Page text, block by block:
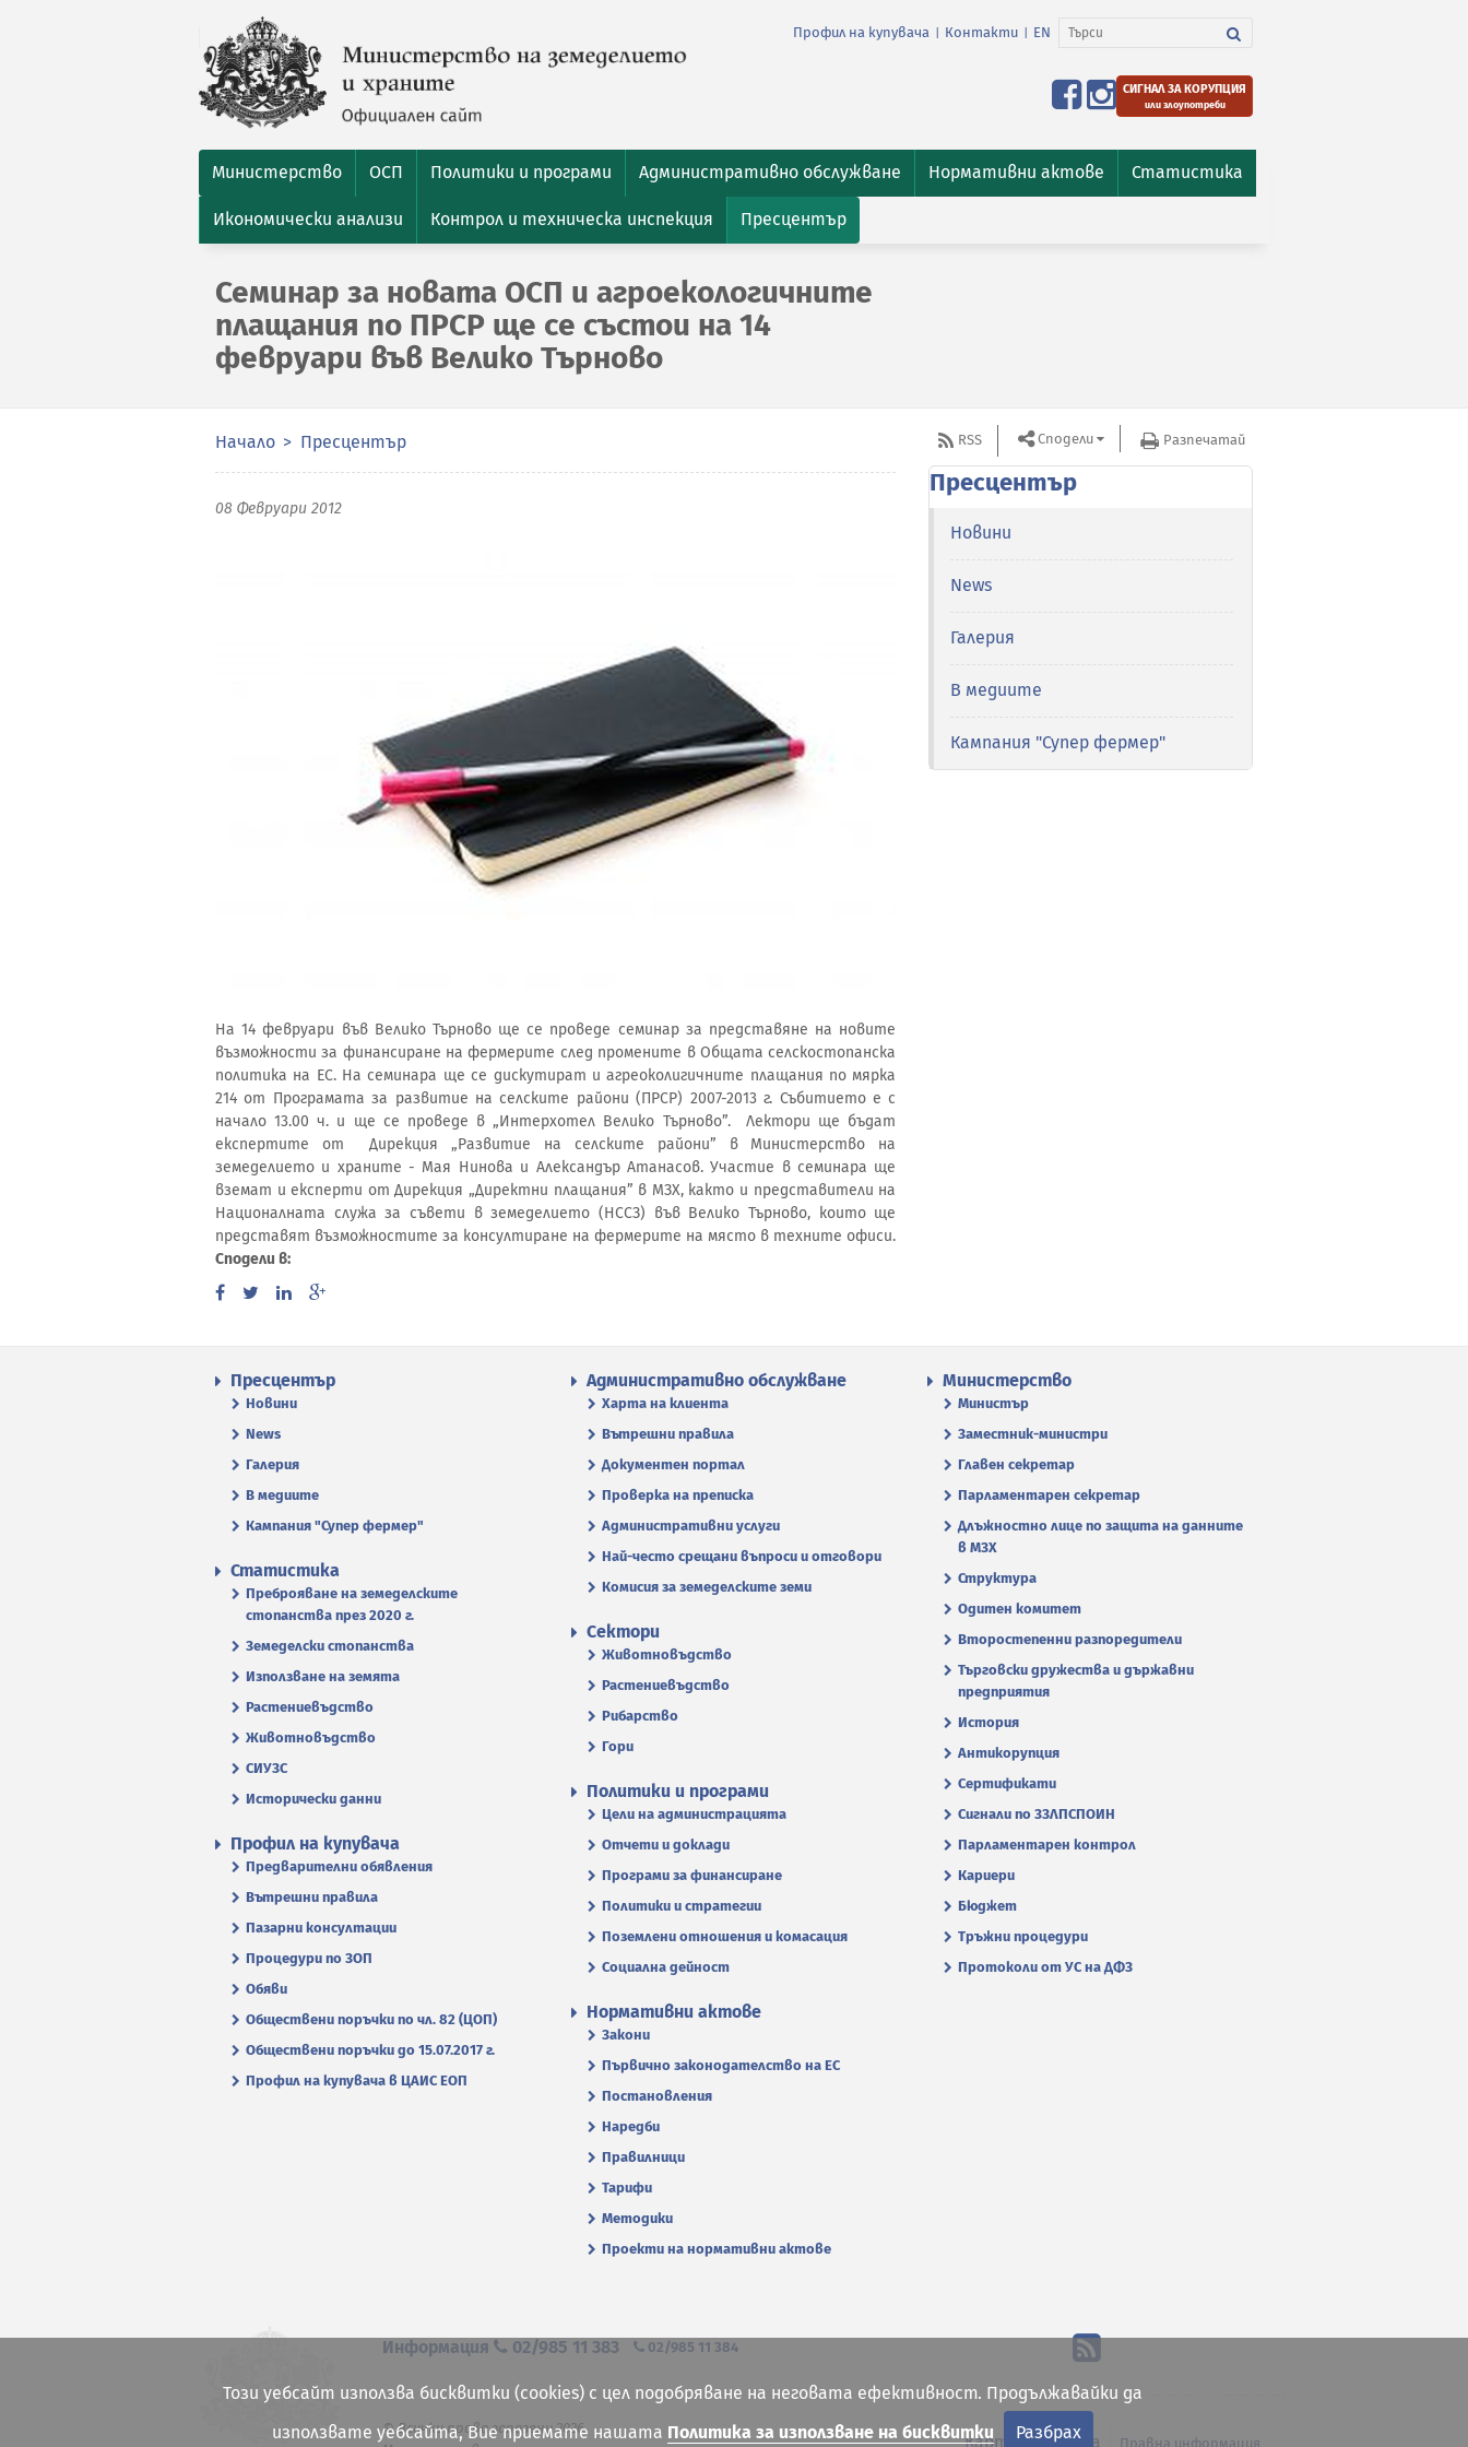
Профил на купувача Контакти EN
СИГНАЛ ЗА КОРУПЦИЯ
или злоупотреби
Министерство ОСП Политики и програми Административно обслужване Нормативни актове Статистика
Икономически анализи Контрол и техническа инспекция Пресцентър
Семинар за новата ОСП и агроекологичните
плащания по ПРСР ще се състои на 14
февруари във Велико Търново
Начало Пресцентър
08 Февруари 2012
На 14 февруари във Велико Търново ще се проведе семинар за представяне на новите
възможности за финансиране на фермерите след промените в Общата селскостопанска
политика на ЕС. На семинара ще се дискутират и агреоколигичните плащания по мярка
214 от Програмата за развитие на селските райони (ПРСР) 2007-2013 г. Събитието е с
начало 13.00 ч. и ще се проведе в „Интерхотел Велико Търново”. Лектори ще бъдат
експертите от Дирекция „Развитие на селските райони” в Министерство на
земеделието и храните - Мая Нинова и Александър Атанасов. Участие в семинара ще
вземат и експерти от Дирекция „Директни плащания” в МЗХ, както и представители на
Националната служа за съвети в земеделието (НССЗ) във Велико Търново, които ще
представят възможностите за консултиране на фермерите на място в техните офиси.
Сподели в:
RSS Сподели Разпечатай
Пресцентър
Новини
News
Галерия
В медиите
Кампания "Супер фермер"
Пресцентър
Новини
News
Галерия
В медиите
Кампания "Супер фермер"
Административно обслужване
Харта на клиента
Вътрешни правила
Документен портал
Проверка на преписка
Административни услуги
Най-често срещани въпроси и отговори
Комисия за земеделските земи
Министерство
Министър
Заместник-министри
Главен секретар
Парламентарен секретар
Длъжностно лице по защита на данните
в МЗХ
Структура
Одитен комитет
Второстепенни разпоредители
Търговски дружества и държавни
предприятия
История
Антикорупция
Сертификати
Сигнали по ЗЗЛПСПОИН
Парламентарен контрол
Кариери
Бюджет
Тръжни процедури
Протоколи от УС на ДФЗ
Статистика
Преброяване на земеделските
стопанства през 2020 г.
Земеделски стопанства
Използване на земята
Растениевъдство
Животновъдство
СИУЗС
Исторически данни
Сектори
Животновъдство
Растениевъдство
Рибарство
Гори
Политики и програми
Цели на администрацията
Отчети и доклади
Програми за финансиране
Политики и стратегии
Поземлени отношения и комасация
Социална дейност
Профил на купувача
Предварителни обявления
Вътрешни правила
Пазарни консултации
Процедури по ЗОП
Обяви
Обществени поръчки по чл. 82 (ЦОП)
Обществени поръчки до 15.07.2017 г.
Профил на купувача в ЦАИС ЕОП
Нормативни актове
Закони
Първично законодателство на ЕС
Постановления
Наредби
Правилници
Тарифи
Методики
Проекти на нормативни актове
Информация 02/985 11 383 02/985 11 384
© Всички права запазени 2026
Карта на сайта Правна информация
Този уебсайт използва бисквитки (cookies) с цел подобряване на неговата ефективност. Продължавайки да
използвате уебсайта, Вие приемате нашата Политика за използване на бисквитки Разбрах